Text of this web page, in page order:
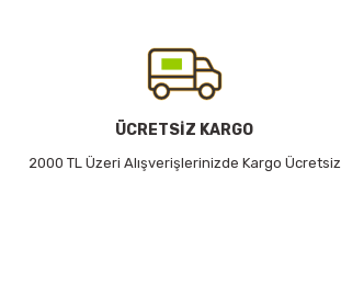
Ürün bilgilerinde hatalar bulunuyor.
Ürün fiyatı diğer sitelerden daha pahalı.
Bu ürüne benzer farklı alternatifler olmalı.
ÜCRETSİZ KARGO
2000 TL Üzeri Alışverişlerinizde Kargo Ücretsiz